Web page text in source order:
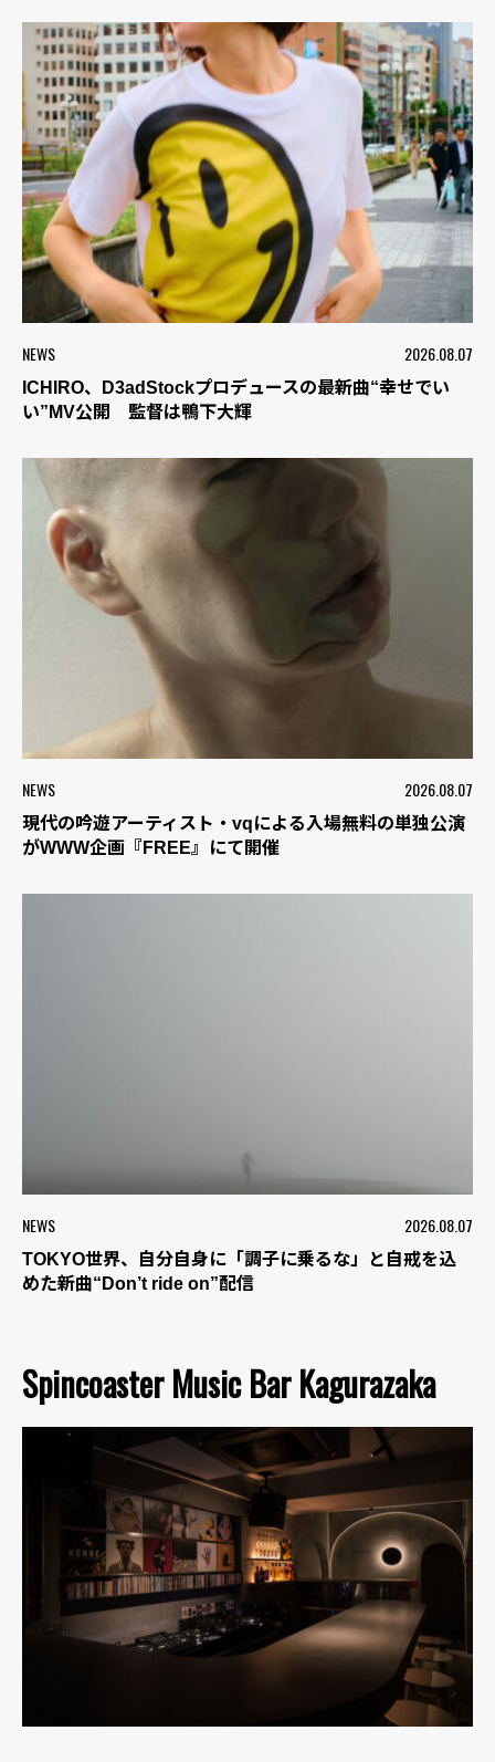
NEWS 2026.08.07
ICHIRO、D3adStockプロデュースの最新曲“幸せでい
い”MV公開 監督は鴨下大輝
NEWS 2026.08.07
現代の吟遊アーティスト・vqによる入場無料の単独公演
がWWW企画『FREE』にて開催
NEWS 2026.08.07
TOKYO世界、自分自身に「調子に乗るな」と自戒を込
めた新曲“Don’t ride on”配信
Spincoaster Music Bar Kagurazaka